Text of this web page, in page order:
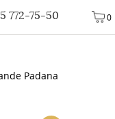
0
772-75-50
Padana